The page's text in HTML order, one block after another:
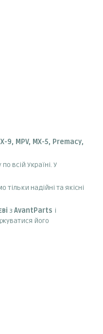
9, MPV, MX-5, Premacy,
всій Україні. У
надійні та якісні
з AvantParts і
його